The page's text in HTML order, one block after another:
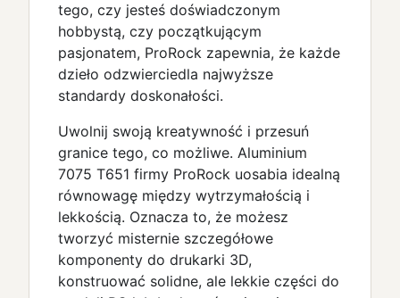
tego, czy jesteś doświadczonym
hobbystą, czy początkującym
pasjonatem, ProRock zapewnia, że każde
dzieło odzwierciedla najwyższe
standardy doskonałości.
Uwolnij swoją kreatywność i przesuń
granice tego, co możliwe. Aluminium
7075 T651 firmy ProRock uosabia idealną
równowagę między wytrzymałością i
lekkością. Oznacza to, że możesz
tworzyć misternie szczegółowe
komponenty do drukarki 3D,
konstruować solidne, ale lekkie części do